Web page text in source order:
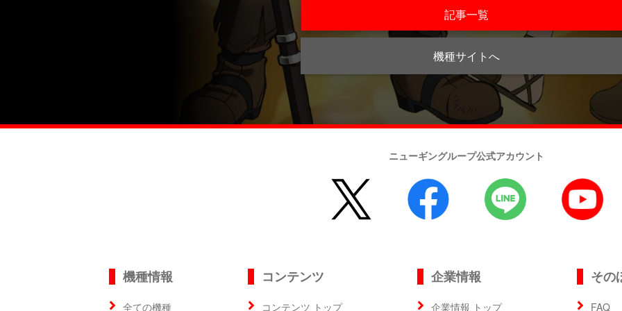
記事一覧
機種サイトへ
ニューギングループ公式アカウント
機種情報
全ての機種
コンテンツ
コンテンツ トップ
企業情報
企業情報 トップ
その
FAQ